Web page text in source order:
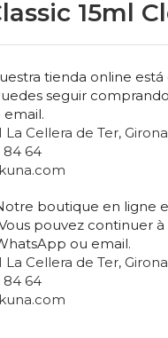
15ml
tienda online
seguir
La Cellera de Ter, Girona
84 64
boutique en ligne
pouvez continuer
ou email.
La Cellera de Ter, Girona
84 64